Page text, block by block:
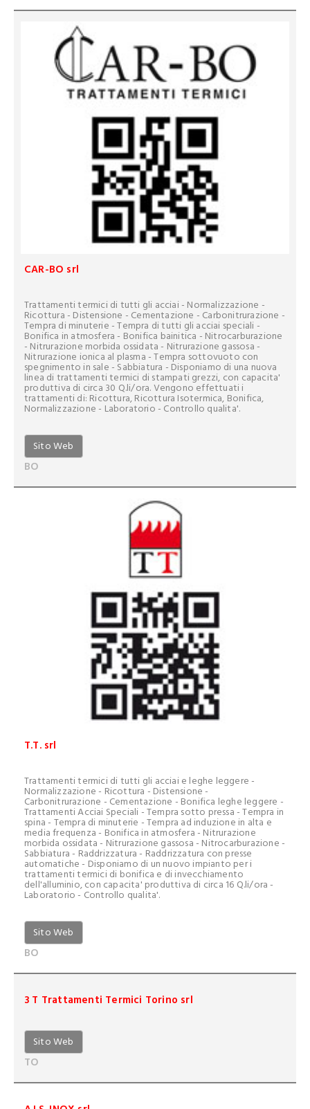
CAR-BO srl
Trattamenti termici di tutti gli acciai - Normalizzazione -
Ricottura - Distensione - Cementazione - Carbonitrurazione -
Tempra di minuterie - Tempra di tutti gli acciai speciali -
Bonifica in atmosfera - Bonifica bainitica - Nitrocarburazione
- Nitrurazione morbida ossidata - Nitrurazione gassosa -
Nitrurazione ionica al plasma - Tempra sottovuoto con
spegnimento in sale - Sabbiatura - Disponiamo di una nuova
linea di trattamenti termici di stampati grezzi, con capacita'
produttiva di circa 30 Q.li/ora. Vengono effettuati i
trattamenti di: Ricottura, Ricottura Isotermica, Bonifica,
Normalizzazione - Laboratorio - Controllo qualita'.
Sito Web
BO
T.T. srl
Trattamenti termici di tutti gli acciai e leghe leggere -
Normalizzazione - Ricottura - Distensione -
Carbonitrurazione - Cementazione - Bonifica leghe leggere -
Trattamenti Acciai Speciali - Tempra sotto pressa - Tempra in
spina - Tempra di minuterie - Tempra ad induzione in alta e
media frequenza - Bonifica in atmosfera - Nitrurazione
morbida ossidata - Nitrurazione gassosa - Nitrocarburazione -
Sabbiatura - Raddrizzatura - Raddrizzatura con presse
automatiche - Disponiamo di un nuovo impianto per i
trattamenti termici di bonifica e di invecchiamento
dell'alluminio, con capacita' produttiva di circa 16 Q.li/ora -
Laboratorio - Controllo qualita'.
Sito Web
BO
3 T Trattamenti Termici Torino srl
Sito Web
TO